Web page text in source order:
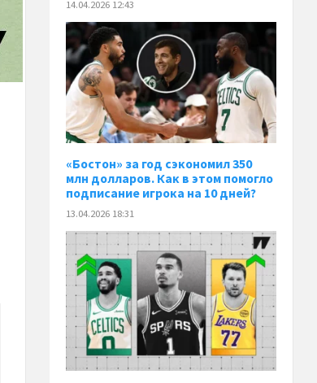
14.04.2026 12:43
«Бостон» за год сэкономил 350
млн долларов. Как в этом помогло
подписание игрока на 10 дней?
13.04.2026 18:31